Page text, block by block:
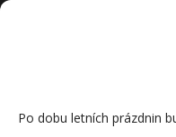
Po dobu letních prázdnin